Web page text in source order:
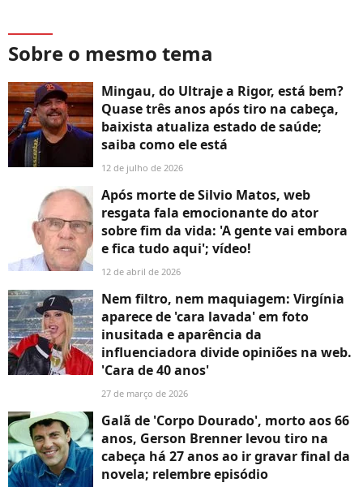
Sobre o mesmo tema
Mingau, do Ultraje a Rigor, está bem?
Quase três anos após tiro na cabeça,
baixista atualiza estado de saúde;
saiba como ele está
12 de julho de 2026
Após morte de Silvio Matos, web
resgata fala emocionante do ator
sobre fim da vida: 'A gente vai embora
e fica tudo aqui'; vídeo!
12 de abril de 2026
Nem filtro, nem maquiagem: Virgínia
aparece de 'cara lavada' em foto
inusitada e aparência da
influenciadora divide opiniões na web.
'Cara de 40 anos'
27 de março de 2026
Galã de 'Corpo Dourado', morto aos 66
anos, Gerson Brenner levou tiro na
cabeça há 27 anos ao ir gravar final da
novela; relembre episódio